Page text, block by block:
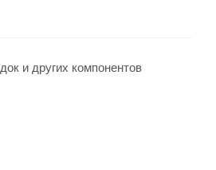
и других компонентов